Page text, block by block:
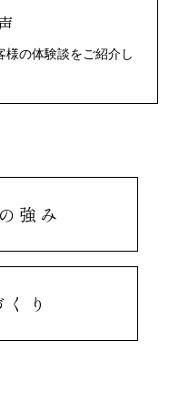
様の体験談をご紹介し
強み
り